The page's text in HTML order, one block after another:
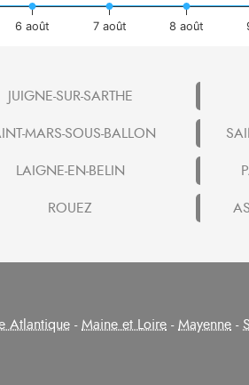
6 août 7 août 8 août
JUIGNE-SUR-SARTHE
MARS-SOUS-BALLON
LAIGNE-EN-BELIN
ROUEZ
Atlantique -Maine et Loire -Mayenne -